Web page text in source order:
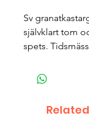
Sv
självklart tom
spets.